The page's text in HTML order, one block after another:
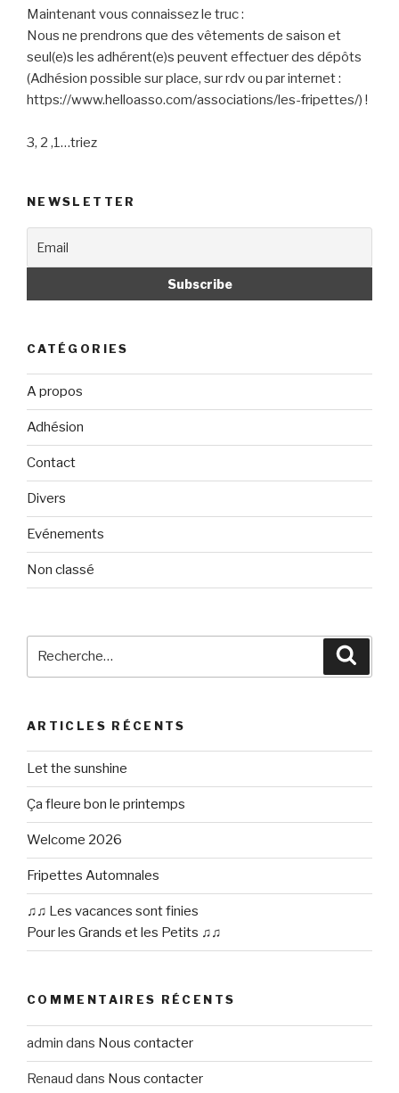
Maintenant vous connaissez le truc :
Nous ne prendrons que des vêtements de saison et
seul(e)s les adhérent(e)s peuvent effectuer des dépôts
(Adhésion possible sur place, sur rdv ou par internet :
https://www.helloasso.com/associations/les-fripettes/) !
3, 2 ,1…triez
NEWSLETTER
CATÉGORIES
A propos
Adhésion
Contact
Divers
Evénements
Non classé
ARTICLES RÉCENTS
Let the sunshine
Ça fleure bon le printemps
Welcome 2026
Fripettes Automnales
♫♫ Les vacances sont finies
Pour les Grands et les Petits ♫♫
COMMENTAIRES RÉCENTS
admin dans Nous contacter
Renaud dans Nous contacter